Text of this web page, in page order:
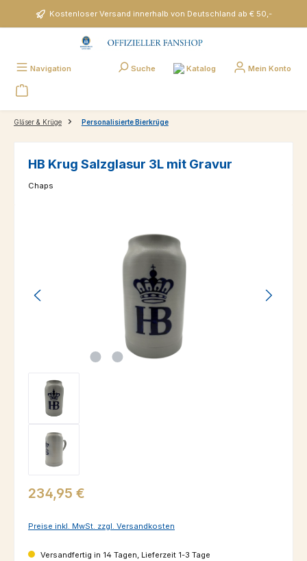
Zum Hauptinhalt springenKostenloser Versand innerhalb von Deutschland ab € 50,-
Navigation Suche Katalog Mein Konto
Gläser & Krüge Personalisierte Bierkrüge
HB Krug Salzglasur 3L mit Gravur
Chaps
Regulärer Preis:
234,95 €
Preise inkl. MwSt. zzgl. Versandkosten
Versandfertig in 14 Tagen, Lieferzeit 1-3 Tage